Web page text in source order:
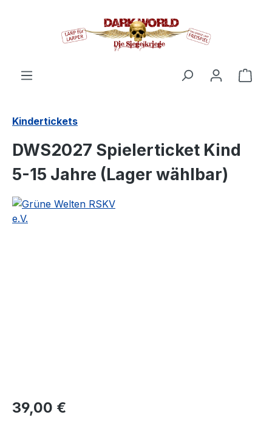
Kindertickets
DWS2027 Spielerticket Kind
5-15 Jahre (Lager wählbar)
39,00 €